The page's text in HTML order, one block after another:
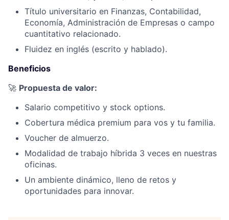
Título universitario en Finanzas, Contabilidad,
Economía, Administración de Empresas o campo
cuantitativo relacionado.
Fluidez en inglés (escrito y hablado).
Beneficios
🚀 Propuesta de valor:
Salario competitivo y stock options.
Cobertura médica premium para vos y tu familia.
Voucher de almuerzo.
Modalidad de trabajo híbrida 3 veces en nuestras
oficinas.
Un ambiente dinámico, lleno de retos y
oportunidades para innovar.